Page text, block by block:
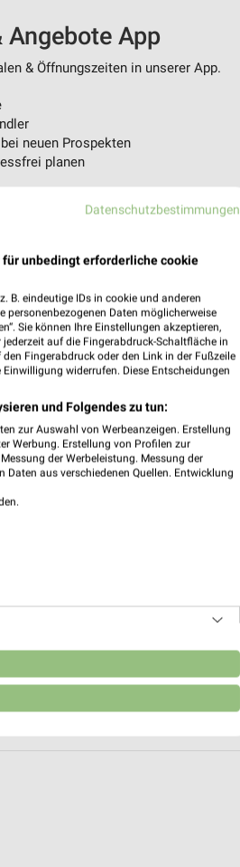
App
& Öffnungszeiten in unserer App.
neuen Prospekten
planen
Datenschutzbestimmungen
unbedingt erforderliche cookie
B. eindeutige IDs in cookie und anderen
personenbezogenen Daten möglicherweise
Sie können Ihre Einstellungen akzeptieren,
auf die Fingerabdruck-Schaltfläche in
Fingerabdruck oder den Link in der Fußzeile
Einwilligung widerrufen. Diese Entscheidungen
und Folgendes zu tun:
zur Auswahl von Werbeanzeigen. Erstellung
Werbung. Erstellung von Profilen zur
der Werbeleistung. Messung der
aus verschiedenen Quellen. Entwicklung